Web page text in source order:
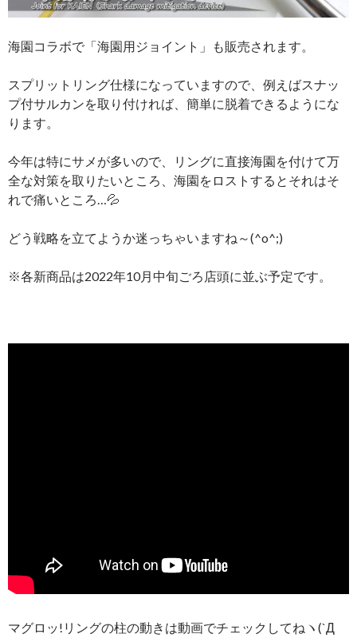
海園コラボで「海園用ジョイント」も販売されます。
スプリットリング仕様になっていますので、例えばスナッ
プ付サルカンを取り付ければ、簡単に脱着できるようにな
ります。
今年は特にサメが多いので、リングに直接海園を付けて万
全な対策を取りたいところ、海園をロストするとそれはそ
れで痛いところ…💦
どう戦略を立てようか迷っちゃいますね～(^o^;)
※各新商品は2022年10月中旬ごろ店頭に並ぶ予定です。
マグロッ!リングの柱の動きは動画でチェックしてねヽ(`Д